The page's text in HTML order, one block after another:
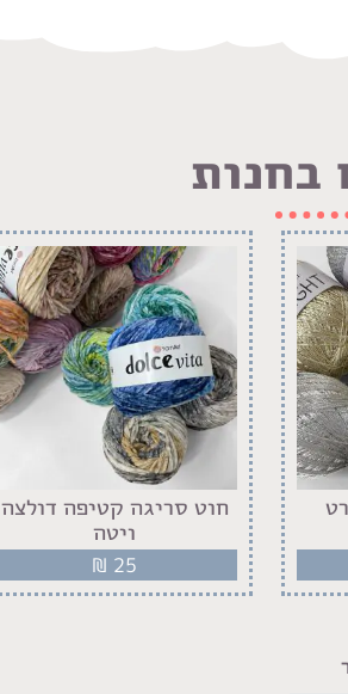
בחנות
חוט סריגה קטיפה דולצה
ויטה
₪ 25